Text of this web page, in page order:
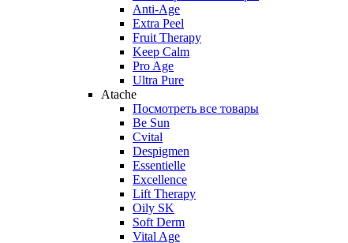
Anti‑Age
Extra Peel
Fruit Therapy
Keep Calm
Pro Age
Ultra Pure
Atache
Посмотреть все товары
Be Sun
Cvital
Despigmen
Essentielle
Excellence
Lift Therapy
Oily SK
Soft Derm
Vital Age